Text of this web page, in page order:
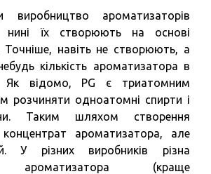
виробництво ароматизаторів
нині їх створюють на основі
Точніше, навіть не створюють, а
кількість ароматизатора в
Як відомо, PG є триатомним
розчиняти одноатомні спирти і
Таким шляхом створення
ароматизатора, але
У різних виробників різна
ароматизатора (краще